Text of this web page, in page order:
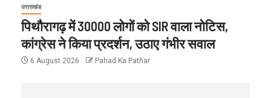
उत्तराखंड
पिथौरागढ़ में 30000 लोगों को SIR वाला नोटिस,
कांग्रेस ने किया प्रदर्शन, उठाए गंभीर सवाल
6 August 2026 Pahad Ka Pathar